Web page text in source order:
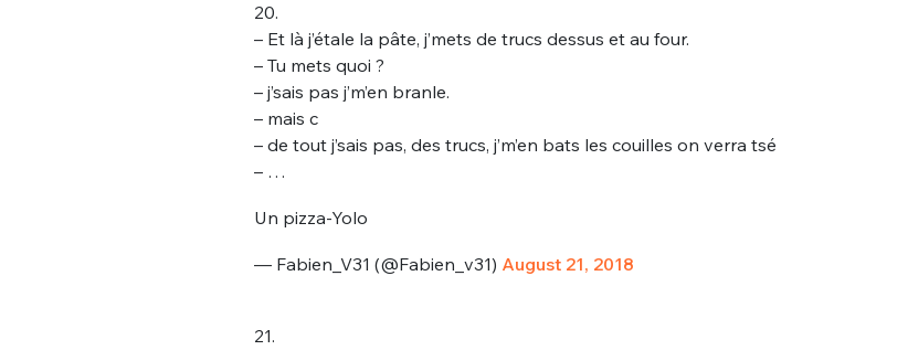
20.
– Et là j’étale la pâte, j’mets de trucs dessus et au four.
– Tu mets quoi ?
– j’sais pas j’m’en branle.
– mais c
– de tout j’sais pas, des trucs, j’m’en bats les couilles on verra tsé
– …
Un pizza-Yolo
— Fabien_V31 (@Fabien_v31) August 21, 2018
21.